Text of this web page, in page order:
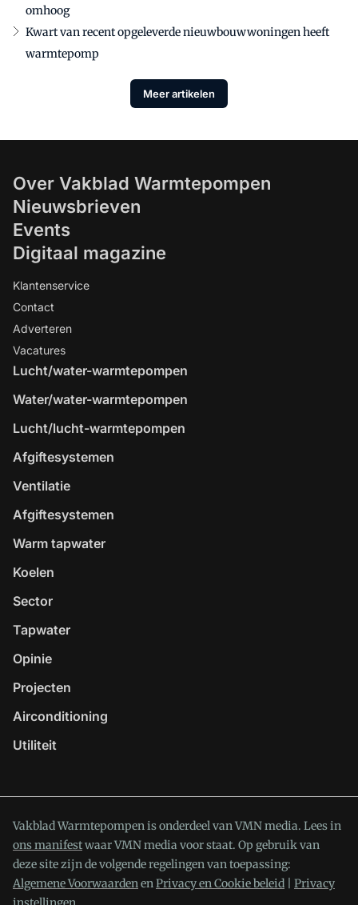
omhoog
Kwart van recent opgeleverde nieuwbouwwoningen heeft
warmtepomp
Meer artikelen
Over Vakblad Warmtepompen
Nieuwsbrieven
Events
Digitaal magazine
Klantenservice
Contact
Adverteren
Vacatures
Lucht/water-warmtepompen
Water/water-warmtepompen
Lucht/lucht-warmtepompen
Afgiftesystemen
Ventilatie
Afgiftesystemen
Warm tapwater
Koelen
Sector
Tapwater
Opinie
Projecten
Airconditioning
Utiliteit
Vakblad Warmtepompen is onderdeel van VMN media. Lees in
ons manifestwaar VMN media voor staat. Op gebruik van
deze site zijn de volgende regelingen van toepassing:
Algemene VoorwaardenenPrivacy en Cookie beleid
Privacy